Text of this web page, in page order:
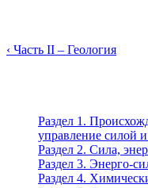
‹ Часть II – Геология
Раздел 1.
управление силой
Раздел 2. Сила,
Раздел 3. Энерго-
Раздел 4.